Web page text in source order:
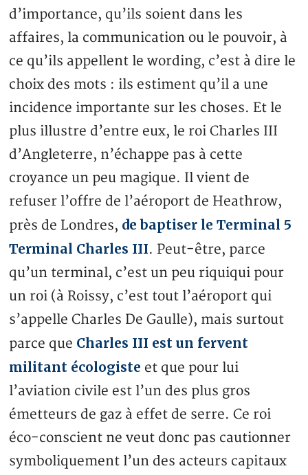
d’importance, qu’ils soient dans les
affaires, la communication ou le pouvoir, à
ce qu’ils appellent le wording, c’est à dire le
choix des mots : ils estiment qu’il a une
incidence importante sur les choses. Et le
plus illustre d’entre eux, le roi Charles III
d’Angleterre, n’échappe pas à cette
croyance un peu magique. Il vient de
refuser l’offre de l’aéroport de Heathrow,
près de Londres, de baptiser le Terminal 5
Terminal Charles III. Peut-être, parce
qu’un terminal, c’est un peu riquiqui pour
un roi (à Roissy, c’est tout l’aéroport qui
s’appelle Charles De Gaulle), mais surtout
parce que Charles III est un fervent
militant écologiste et que pour lui
l’aviation civile est l’un des plus gros
émetteurs de gaz à effet de serre. Ce roi
éco-conscient ne veut donc pas cautionner
symboliquement l’un des acteurs capitaux